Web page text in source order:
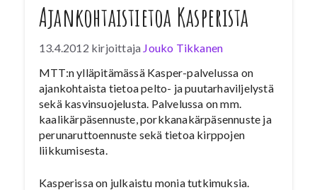
Ajankohtaistietoa Kasperista
13.4.2012 kirjoittaja Jouko Tikkanen
MTT:n ylläpitämässä Kasper-palvelussa on
ajankohtaista tietoa pelto- ja puutarhaviljelystä
sekä kasvinsuojelusta. Palvelussa on mm.
kaalikärpäsennuste, porkkanakärpäsennuste ja
perunaruttoennuste sekä tietoa kirppojen
liikkumisesta.
Kasperissa on julkaistu monia tutkimuksia.